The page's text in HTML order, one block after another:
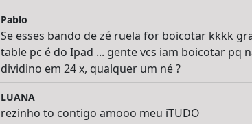
Pablo
Se esses bando de zé ruela for boicotar kkkk
table pc é do Ipad ... gente vcs iam boicotar pq
dividino em 24 x, qualquer um né ?
LUANA
rezinho to contigo amooo meu iTUDO